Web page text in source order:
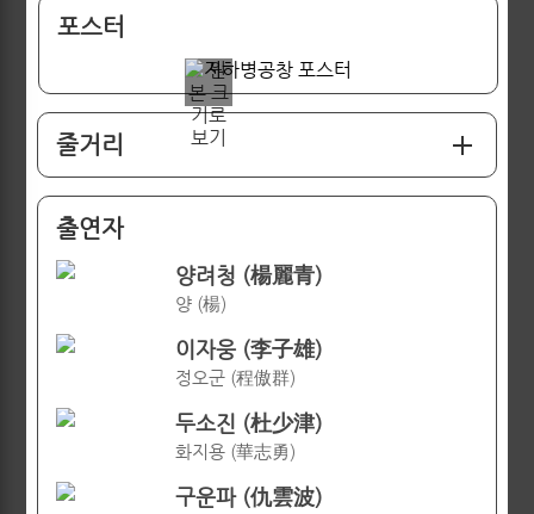
포스터
줄거리
출연자
양려청 (楊麗青)
양 (楊)
이자웅 (李子雄)
정오군 (程傲群)
두소진 (杜少津)
화지용 (華志勇)
구운파 (仇雲波)